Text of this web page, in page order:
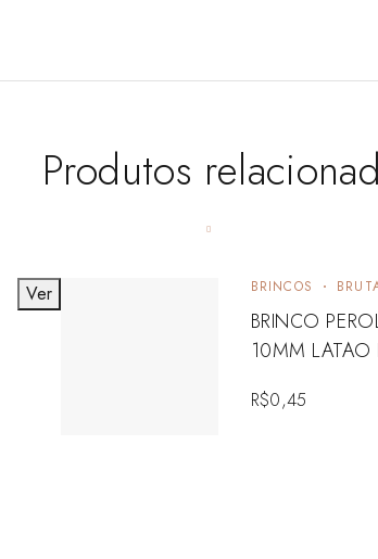
Produtos
BRINCOS
BRINCO
10MM LATAO
R$0,45
Ver